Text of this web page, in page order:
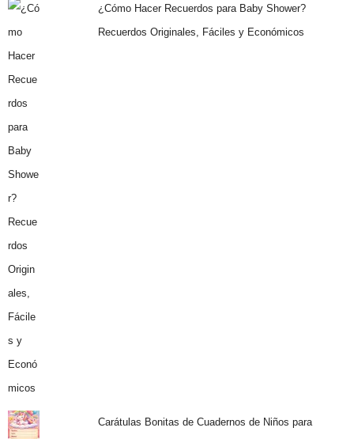
¿Cómo Hacer Recuerdos para Baby Shower?
Recuerdos Originales, Fáciles y Económicos
Carátulas Bonitas de Cuadernos de Niños para